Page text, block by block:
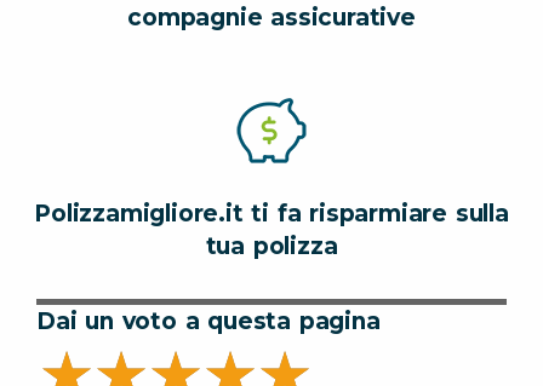
compagnie assicurative
Polizzamigliore.it ti fa risparmiare sulla
tua polizza
Dai un voto a questa pagina